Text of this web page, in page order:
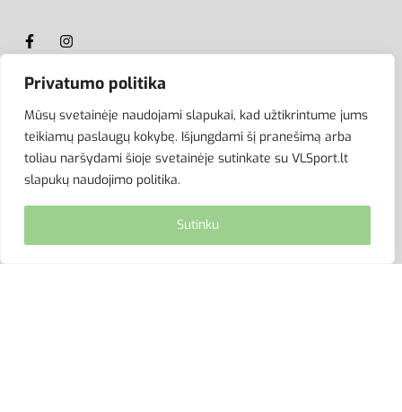
Privatumo politika
Mūsų svetainėje naudojami slapukai, kad užtikrintume jums
teikiamų paslaugų kokybę. Išjungdami šį pranešimą arba
toliau naršydami šioje svetainėje sutinkate su VLSport.lt
slapukų naudojimo politika.
Sutinku